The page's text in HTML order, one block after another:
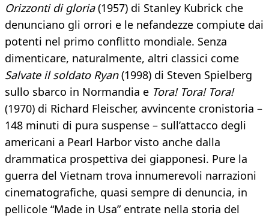
Orizzonti di gloria(1957) di Stanley Kubrick che
denunciano gli orrori e le nefandezze compiute dai
potenti nel primo conflitto mondiale. Senza
dimenticare, naturalmente, altri classici come
Salvate il soldato Ryan(1998) di Steven Spielberg
sullo sbarco in Normandia e Tora! Tora! Tora!
(1970) di Richard Fleischer, avvincente cronistoria –
148 minuti di pura suspense – sull’attacco degli
americani a Pearl Harbor visto anche dalla
drammatica prospettiva dei giapponesi. Pure la
guerra del Vietnam trova innumerevoli narrazioni
cinematografiche, quasi sempre di denuncia, in
pellicole “Made in Usa” entrate nella storia del